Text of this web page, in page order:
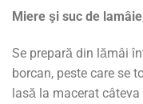
Miere şi suc de lamâie
Se prepară din lămâi
borcan, peste care se
lasă la macerat